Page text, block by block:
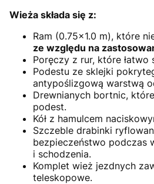
Wieża składa się z:
Ram (0.75×1.0 m), które
ze względu na
Poręczy z rur, które łatwo
Podestu ze sklejki
antypoślizgową warstwą
Drewnianych bortnic,
podest.
Kół z hamulcem
Szczeble drabinki
bezpieczeństwo podczas
i schodzenia.
Komplet wież jezdnych
teleskopowe.